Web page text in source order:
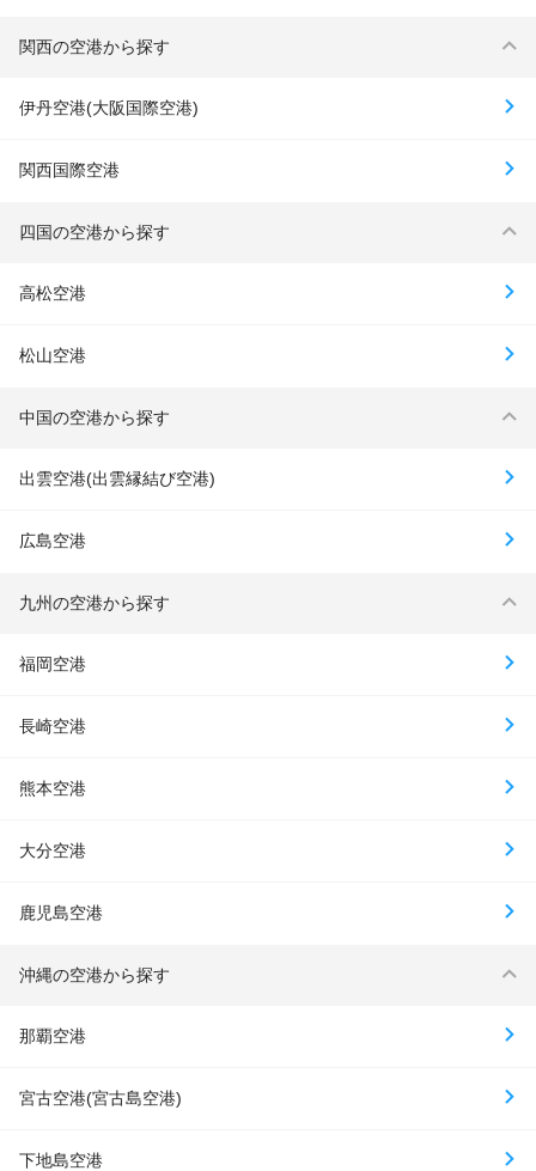
関西の空港から探す
伊丹空港(大阪国際空港)
関西国際空港
四国の空港から探す
高松空港
松山空港
中国の空港から探す
出雲空港(出雲縁結び空港)
広島空港
九州の空港から探す
福岡空港
長崎空港
熊本空港
大分空港
鹿児島空港
沖縄の空港から探す
那覇空港
宮古空港(宮古島空港)
下地島空港